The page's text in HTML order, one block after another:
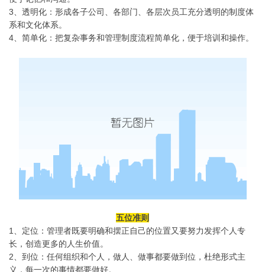
3、透明化：形成各子公司、各部门、各层次员工充分透明的制度体
系和文化体系。
4、简单化：把复杂事务和管理制度流程简单化，便于培训和操作。
五位准则
1、定位：管理者既要明确和摆正自己的位置又要努力发挥个人专
长，创造更多的人生价值。
2、到位：任何组织和个人，做人、做事都要做到位，杜绝形式主
义，每一次的事情都要做好。